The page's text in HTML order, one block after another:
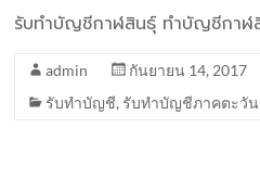
รับทำบัญชีกาฬสินธุ์ ทำบัญชีกาฬ
admin
กันยายน 14, 2017
รับทำบัญชี, รับทำบัญชีภาคตะวัน